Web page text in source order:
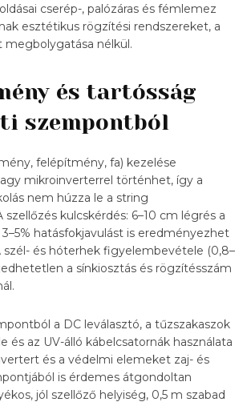
cserép-, palózáras és fémlemez
esztétikus rögzítési rendszereket, a
megbolygatása nélkül.
és tartósság
szempontból
felépítmény, fa) kezelése
mikroinverterrel történhet, így a
nem húzza le a string
kulcskérdés: 6–10 cm légrés a
hatásfokjavulást is eredményezhet
szél- és hóterhek figyelembevétele (0,8–
a sínkiosztás és rögzítésszám
a DC leválasztó, a tűzszakaszok
és az UV-álló kábelcsatornák használata
és a védelmi elemeket zaj- és
is érdemes átgondoltan
jól szellőző helyiség, 0,5 m szabad